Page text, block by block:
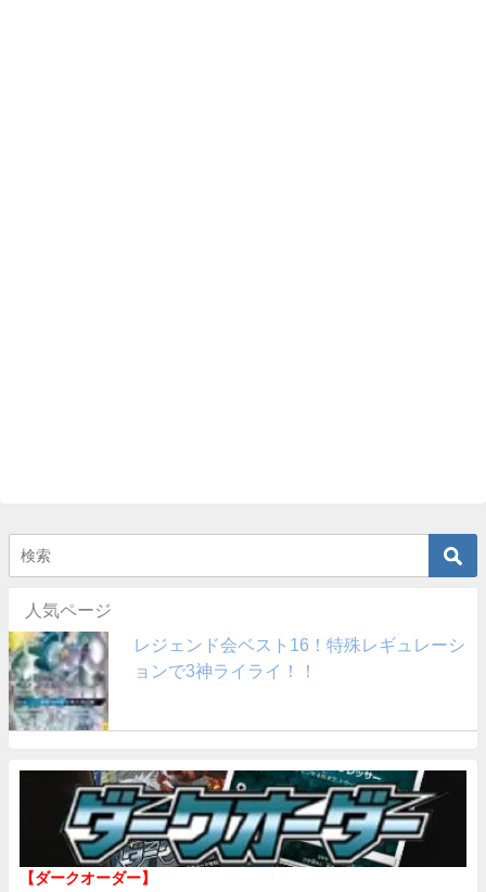
人気ページ
レジェンド会ベスト16！特殊レギュレーシ
ョンで3神ライライ！！
【ダークオーダー】